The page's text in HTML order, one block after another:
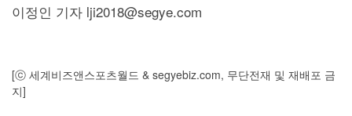
이정인 기자 lji2018@segye.com
[ⓒ 세계비즈앤스포츠월드 & segyebiz.com, 무단전재 및 재배포 금
지]